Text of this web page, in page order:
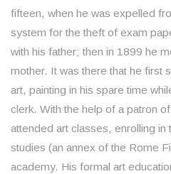
fifteen, when he was expelled
system for the theft of exam
with his father; then in 1899 he
mother. It was there that he first
art, painting in his spare time
clerk. With the help of a patron
attended art classes, enrolling
studies (an annex of the Rome
academy. His formal art